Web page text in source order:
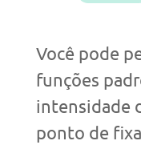
Você pode
funções
intensidade
ponto de